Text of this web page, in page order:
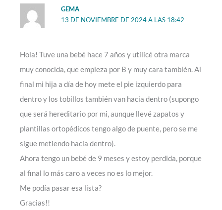
GEMA
13 DE NOVIEMBRE DE 2024 A LAS 18:42
Hola! Tuve una bebé hace 7 años y utilicé otra marca
muy conocida, que empieza por B y muy cara también. Al
final mi hija a día de hoy mete el pie izquierdo para
dentro y los tobillos también van hacia dentro (supongo
que será hereditario por mi, aunque llevé zapatos y
plantillas ortopédicos tengo algo de puente, pero se me
sigue metiendo hacia dentro).
Ahora tengo un bebé de 9 meses y estoy perdida, porque
al final lo más caro a veces no es lo mejor.
Me podía pasar esa lista?
Gracias!!